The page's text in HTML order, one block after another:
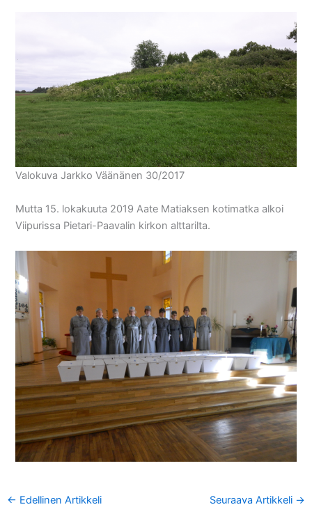
Valokuva Jarkko Väänänen 30/2017
Mutta 15. lokakuuta 2019 Aate Matiaksen kotimatka alkoi
Viipurissa Pietari-Paavalin kirkon alttarilta.
← Edellinen Artikkeli Seuraava Artikkeli →